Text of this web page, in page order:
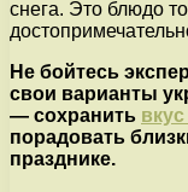
снега. Это блюдо
Не бойтесь
свои варианты
— сохранить
порадовать
празднике.